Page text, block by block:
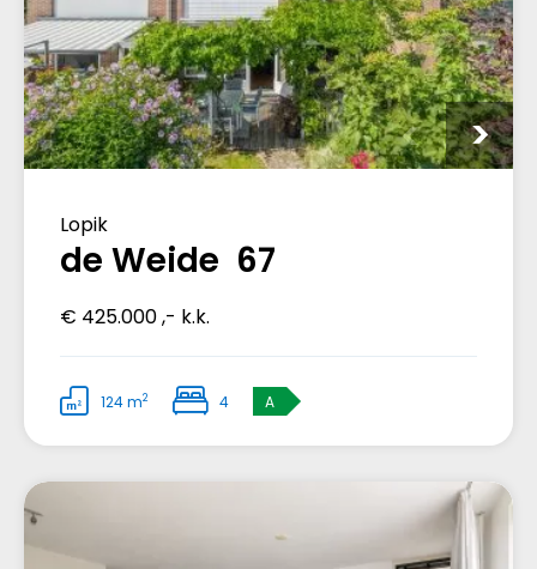
Lopik
de Weide 67
€ 425.000 ,- k.k.
124 m2 4 A